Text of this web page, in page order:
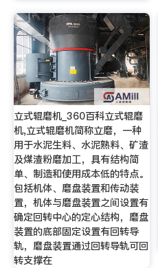
立式辊磨机_360百科立式辊磨
机,立式辊磨机简称立磨，一种
用于水泥生料、水泥熟料、矿渣
及煤渣粉磨加工，具有结构简
单、制造和使用成本低的特点。
包括机体、磨盘装置和传动装
置，机体与磨盘装置之间设置有
确定回转中心的定心结构，磨盘
装置的底部固定设置有回转导
轨，磨盘装置通过回转导轨可回
转支撑在